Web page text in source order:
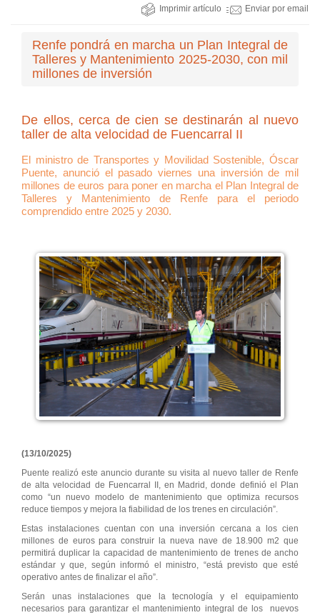
Imprimir artículo Enviar por email
Renfe pondrá en marcha un Plan Integral de
Talleres y Mantenimiento 2025-2030, con mil
millones de inversión
De ellos, cerca de cien se destinarán al nuevo
taller de alta velocidad de Fuencarral II
El ministro de Transportes y Movilidad Sostenible, Óscar
Puente, anunció el pasado viernes una inversión de mil
millones de euros para poner en marcha el Plan Integral de
Talleres y Mantenimiento de Renfe para el periodo
comprendido entre 2025 y 2030.
(13/10/2025)
Puente realizó este anuncio durante su visita al nuevo taller de Renfe
de alta velocidad de Fuencarral II, en Madrid, donde definió el Plan
como “un nuevo modelo de mantenimiento que optimiza recursos
reduce tiempos y mejora la fiabilidad de los trenes en circulación”.
Estas instalaciones cuentan con una inversión cercana a los cien
millones de euros para construir la nueva nave de 18.900 m2 que
permitirá duplicar la capacidad de mantenimiento de trenes de ancho
estándar y que, según informó el ministro, “está previsto que esté
operativo antes de finalizar el año”.
Serán unas instalaciones que la tecnología y el equipamiento
necesarios para garantizar el mantenimiento integral de los nuevos